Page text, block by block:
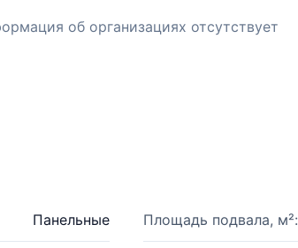
об организациях отсутствует
Панельные Площадь подвала, м²: